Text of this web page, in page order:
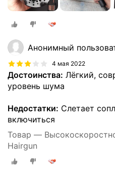
Анонимный
4 мая 2022
Достоинства: Лёгкий,
уровень шума
Недостатки: Слетает
включиться
Товар —
Hairgun